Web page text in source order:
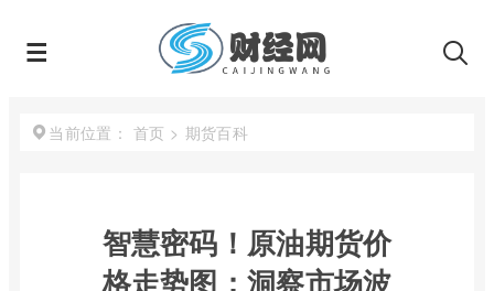
当前位置： 首页 > 期货百科
智慧密码！原油期货价
格走势图：洞察市场波